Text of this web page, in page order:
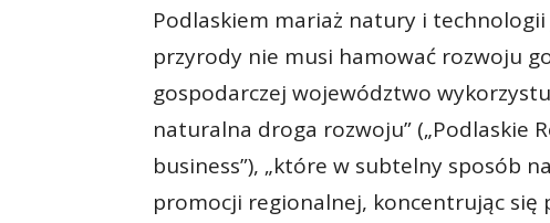
Podlaskiem mariaż natury i
przyrody nie musi hamować rozwoju
gospodarczej województwo
naturalna droga rozwoju” („Podlaskie
business”), „które w subtelny sposób
promocji regionalnej, koncentrując się